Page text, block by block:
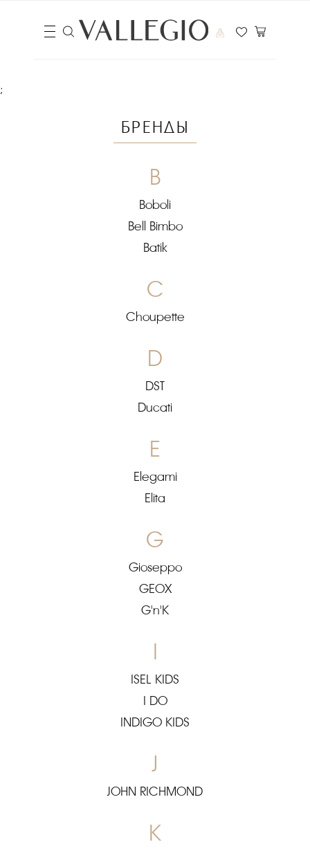
;
БРЕНДЫ
B
Boboli
Bell Bimbo
Batik
C
Choupette
D
DST
Ducati
E
Elegami
Elita
G
Gioseppo
GEOX
G'n'K
I
ISEL KIDS
I DO
INDIGO KIDS
J
JOHN RICHMOND
K